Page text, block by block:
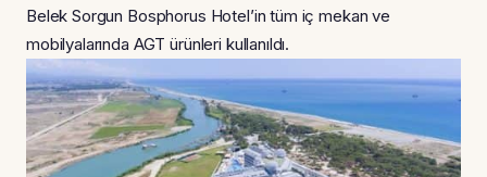
Belek Sorgun Bosphorus Hotel’in tüm iç mekan ve
mobilyalarında AGT ürünleri kullanıldı.